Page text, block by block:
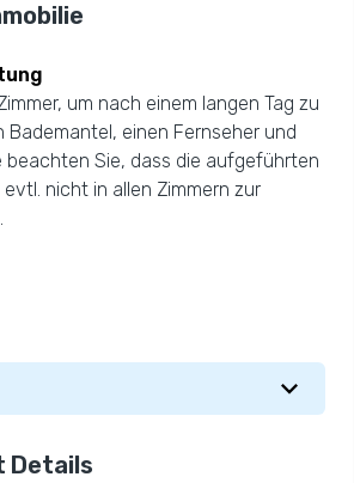
um nach einem langen Tag zu
Bademantel, einen Fernseher und
beachten Sie, dass die aufgeführten
nicht in allen Zimmern zur
Details